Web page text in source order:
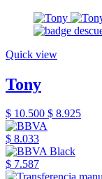
Quick view
Tony
$ 10.500 $ 8.925
$ 8.033
$ 7.587